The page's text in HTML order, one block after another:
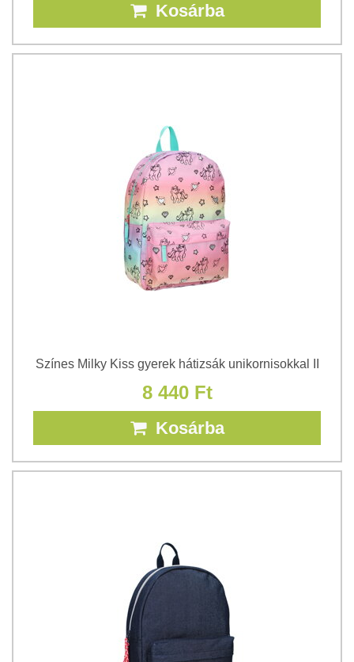
Kosárba
Színes Milky Kiss gyerek hátizsák unikornisokkal II
8 440 Ft
Kosárba